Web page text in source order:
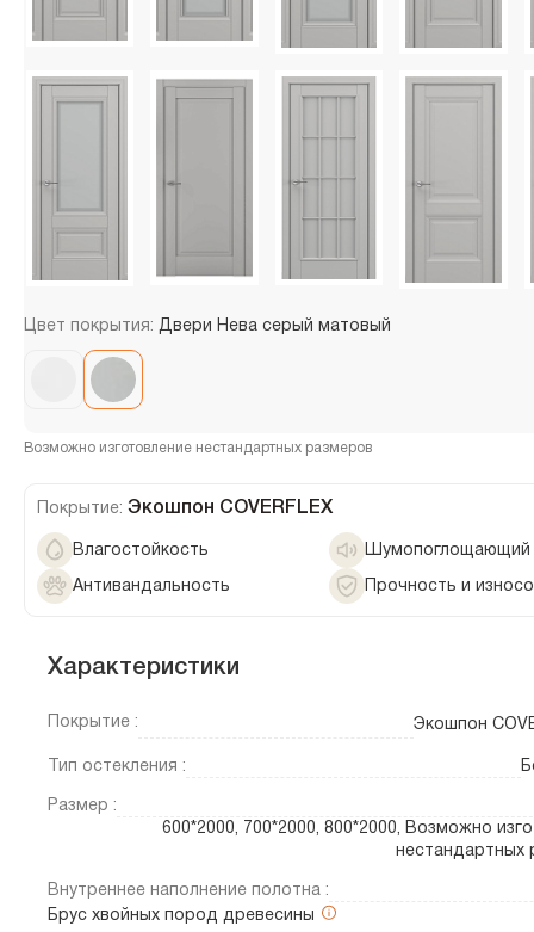
Цвет покрытия: Двери Нева серый матовый
Возможно изготовление нестандартных размеров
Покрытие: Экошпон COVERFLEX
Влагостойкость Шумопоглощающий
Антивандальность Прочность и
Характеристики
Покрытие : Экошпон
Тип остекления :
Размер :
600*2000, 700*2000, 800*2000, Возможно
нестандартных
Внутреннее наполнение полотна :
Брус хвойных пород древесины